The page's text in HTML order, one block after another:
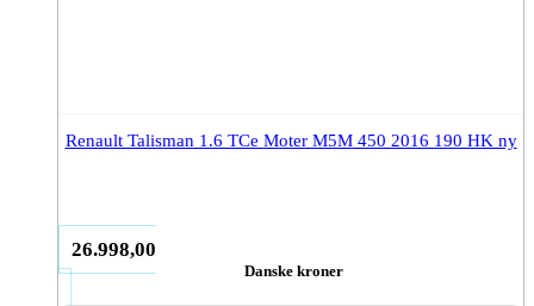
Renault Talisman 1.6 TCe Moter M5M 450 2016 190 HK ny
26.998,00
Danske kroner